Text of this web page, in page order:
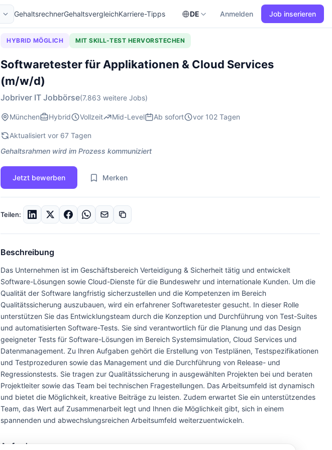
GehaltsrechnerGehaltsvergleichKarriere-Tipps DE Anmelden Job inserieren
HYBRID MÖGLICH MIT SKILL-TEST HERVORSTECHEN
Softwaretester für Applikationen & Cloud Services
(m/w/d)
Jobriver IT Jobbörse(7.863 weitere Jobs)
München Hybrid Vollzeit Mid-Level Ab sofort vor 102 Tagen
Aktualisiert vor 67 Tagen
Gehaltsrahmen wird im Prozess kommuniziert
Jetzt bewerben Merken
Teilen:
Beschreibung
Das Unternehmen ist im Geschäftsbereich Verteidigung & Sicherheit tätig und entwickelt
Software-Lösungen sowie Cloud-Dienste für die Bundeswehr und internationale Kunden. Um die
Qualität der Software langfristig sicherzustellen und die Kompetenzen im Bereich
Qualitätssicherung auszubauen, wird ein erfahrener Softwaretester gesucht. In dieser Rolle
unterstützen Sie das Entwicklungsteam durch die Konzeption und Durchführung von Test-Suites
und automatisierten Software-Tests. Sie sind verantwortlich für die Planung und das Design
geeigneter Tests für Software-Lösungen im Bereich Systemsimulation, Cloud Services und
Datenmanagement. Zu Ihren Aufgaben gehört die Erstellung von Testplänen, Testspezifikationen
und Testprozeduren sowie das Management und die Durchführung von Release- und
Regressionstests. Sie tragen zur Qualitätssicherung in ausgewählten Projekten bei und beraten
Projektleiter sowie das Team bei technischen Fragestellungen. Das Arbeitsumfeld ist dynamisch
und bietet die Möglichkeit, kreative Beiträge zu leisten. Zudem erwartet Sie ein unterstützendes
Team, das Wert auf Zusammenarbeit legt und Ihnen die Möglichkeit gibt, sich in einem
spannenden und abwechslungsreichen Arbeitsumfeld weiterzuentwickeln.
Anforderungen